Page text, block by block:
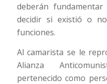
deberán
decidir si existió o
funciones.
Al camarista se le
Alianza
pertenecido como